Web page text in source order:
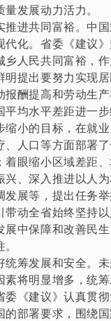
发展动力活力。
进共同富裕。中国
代化。省委《建议
乡人民共同富裕，
明提出要努力实现
报酬提高和劳动生
平均水平差距进一
缩小的目标，在就业
、人口等方面部署
着眼缩小区域差距
兴、深入推进以人
发展等，提出任务
带动全省始终坚持
展中保障和改善民
筹发展和安全。未
素将明显增多，统
委《建议》认真贯
的部署要求，围绕